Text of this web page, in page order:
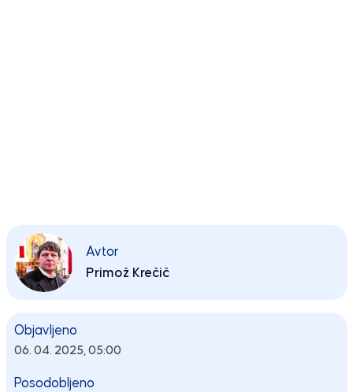
Avtor
Primož Krečič
Objavljeno
06. 04. 2025, 05:00
Posodobljeno